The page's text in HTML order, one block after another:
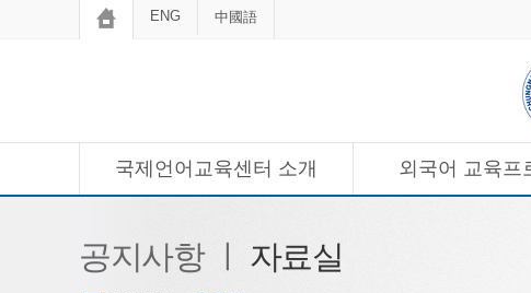
ENG 中國語
국제언어교육센터 소개 외국어 교육프
공지사항 ㅣ 자료실